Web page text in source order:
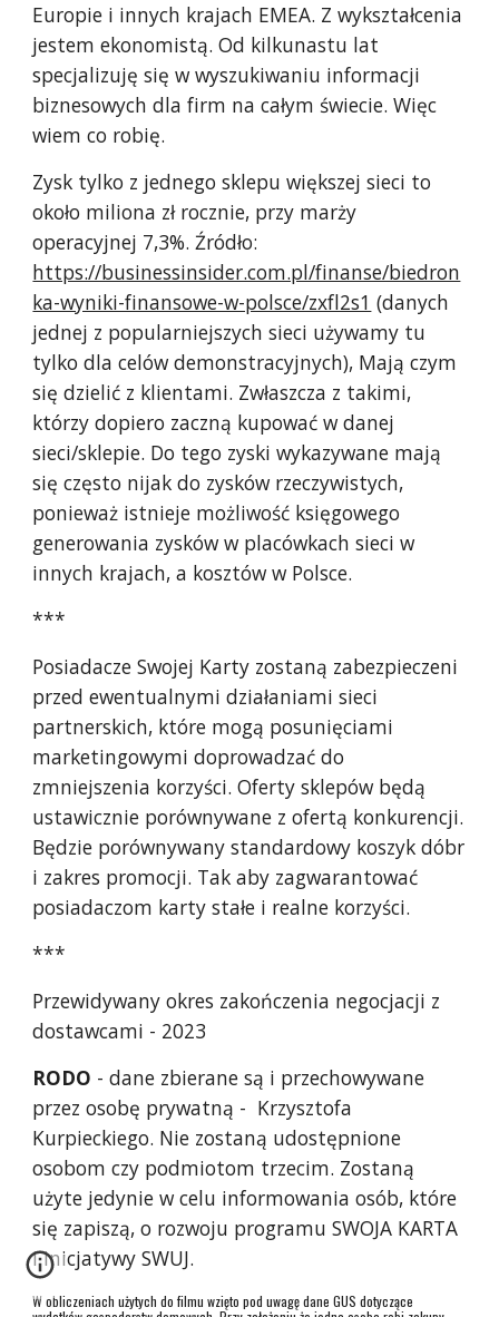
Europie i innych krajach EMEA. Z wykształcenia
jestem ekonomistą. Od kilkunastu lat
specjalizuję się w wyszukiwaniu informacji
biznesowych dla firm na całym świecie. Więc
wiem co robię.
Zysk tylko z jednego sklepu większej sieci to
około miliona zł rocznie, przy marży
operacyjnej 7,3%. Źródło:
https://businessinsider.com.pl/finanse/biedron
ka-wyniki-finansowe-w-polsce/zxfl2s1 (danych
jednej z popularniejszych sieci używamy tu
tylko dla celów demonstracyjnych), Mają czym
się dzielić z klientami. Zwłaszcza z takimi,
którzy dopiero zaczną kupować w danej
sieci/sklepie. Do tego zyski wykazywane mają
się często nijak do zysków rzeczywistych,
ponieważ istnieje możliwość księgowego
generowania zysków w placówkach sieci w
innych krajach, a kosztów w Polsce.
***
Posiadacze Swojej Karty zostaną zabezpieczeni
przed ewentualnymi działaniami sieci
partnerskich, które mogą posunięciami
marketingowymi doprowadzać do
zmniejszenia korzyści. Oferty sklepów będą
ustawicznie porównywane z ofertą konkurencji.
Będzie porównywany standardowy koszyk dóbr
i zakres promocji. Tak aby zagwarantować
posiadaczom karty stałe i realne korzyści.
***
Przewidywany okres zakończenia negocjacji z
dostawcami - 2023
RODO - dane zbierane są i przechowywane
przez osobę prywatną - Krzysztofa
Kurpieckiego. Nie zostaną udostępnione
osobom czy podmiotom trzecim. Zostaną
użyte jedynie w celu informowania osób, które
się zapiszą, o rozwoju programu SWOJA KARTA
i inicjatywy SWUJ.
W obliczeniach użytych do filmu wzięto pod uwagę dane GUS dotyczące